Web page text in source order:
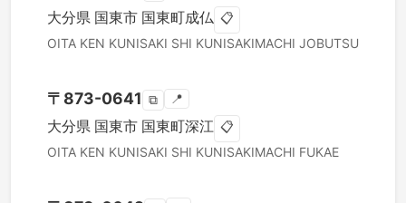
大分県 国東市 国東町成仏 📋
OITA KEN KUNISAKI SHI KUNISAKIMACHI JOBUTSU
〒 873-0641 ⧉ 📍
大分県 国東市 国東町深江 📋
OITA KEN KUNISAKI SHI KUNISAKIMACHI FUKAE